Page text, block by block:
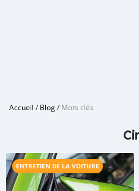
Accueil /Blog/Mots clés
ENTRETIEN DE LA VOITURE